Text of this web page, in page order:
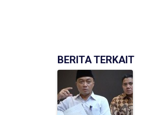
BERITA TERKAIT